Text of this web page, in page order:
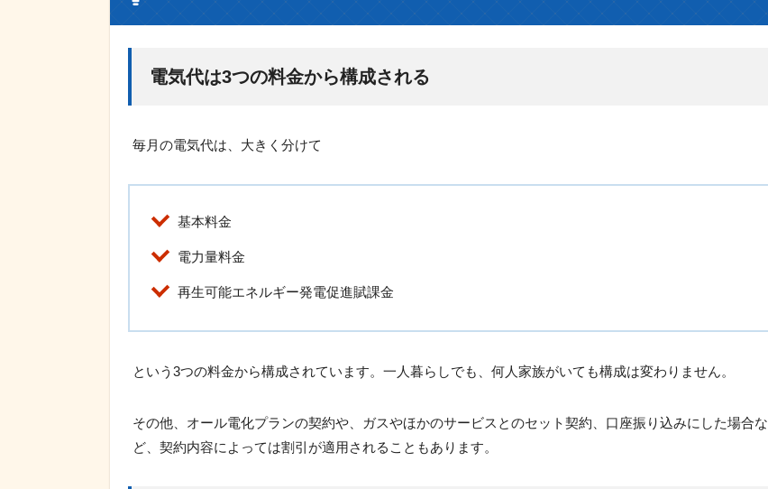
電気代は3つの料金から構成される
毎月の電気代は、大きく分けて
基本料金
電力量料金
再生可能エネルギー発電促進賦課金
という3つの料金から構成されています。一人暮らしでも、何人家族がいても構成は変わりません。
その他、オール電化プランの契約や、ガスやほかのサービスとのセット契約、口座振り込みにした場合な
ど、契約内容によっては割引が適用されることもあります。